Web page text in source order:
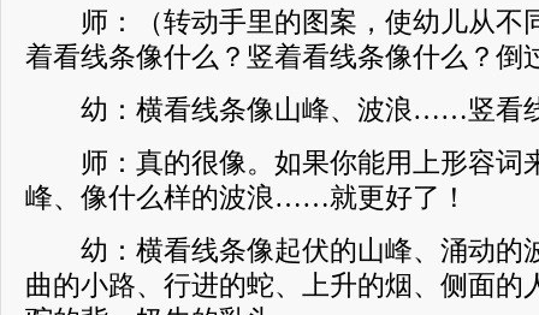
师：（转动手里的图案，使幼儿从不
着看线条像什么？竖着看线条像什么？倒
幼：横看线条像山峰、波浪……竖看
师：真的很像。如果你能用上形容词
峰、像什么样的波浪……就更好了！
幼：横看线条像起伏的山峰、涌动的
曲的小路、行进的蛇、上升的烟、侧面